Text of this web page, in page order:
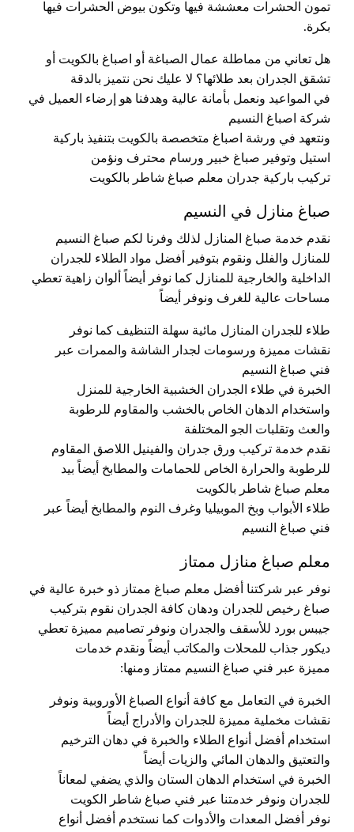
تمون الحشرات معششة فيها وتكون بيوض الحشرات فيها
بكرة.
هل تعاني من مماطلة عمال الصباغة أو اصباغ بالكويت أو
تشقق الجدران بعد طلائها؟ لا عليك نحن نتميز بالدقة
في المواعيد ونعمل بأمانة عالية وهدفنا هو إرضاء العميل في
شركة اصباغ النسيم
ونتعهد في ورشة اصباغ متخصصة بالكويت بتنفيذ باركية
استيل وتوفير صباغ خبير ورسام محترف ونؤمن
تركيب باركية جدران معلم صباغ شاطر بالكويت
صباغ منازل في النسيم
نقدم خدمة صباغ المنازل لذلك وفرنا لكم صباغ النسيم
للمنازل والفلل ونقوم بتوفير أفضل مواد الطلاء للجدران
الداخلية والخارجية للمنازل كما نوفر أيضاً ألوان زاهية تعطي
مساحات عالية للغرف ونوفر أيضاً
طلاء للجدران المنازل مائية سهلة التنظيف كما نوفر
نقشات مميزة ورسومات لجدار الشاشة والممرات عبر
فني صباغ النسيم
الخبرة في طلاء الجدران الخشبية الخارجية للمنزل
واستخدام الدهان الخاص بالخشب والمقاوم للرطوبة
والعث وتقلبات الجو المختلفة
نقدم خدمة تركيب ورق جدران والفينيل اللاصق المقاوم
للرطوبة والحرارة الخاص للحمامات والمطابخ أيضاً بيد
معلم صباغ شاطر بالكويت
طلاء الأبواب وبخ الموبيليا وغرف النوم والمطابخ أيضاً عبر
فني صباغ النسيم
معلم صباغ منازل ممتاز
نوفر عبر شركتنا أفضل معلم صباغ ممتاز ذو خبرة عالية في
صباغ رخيص للجدران ودهان كافة الجدران نقوم بتركيب
جيبس بورد للأسقف والجدران ونوفر تصاميم مميزة تعطي
ديكور جذاب للمحلات والمكاتب أيضاً ونقدم خدمات
مميزة عبر فني صباغ النسيم ممتاز ومنها:
الخبرة في التعامل مع كافة أنواع الصباغ الأوروبية ونوفر
نقشات مخملية مميزة للجدران والأدراج أيضاً
استخدام أفضل أنواع الطلاء والخبرة في دهان الترخيم
والتعتيق والدهان المائي والزيات أيضاً
الخبرة في استخدام الدهان الستان والذي يضفي لمعاناً
للجدران ونوفر خدمتنا عبر فني صباغ شاطر الكويت
نوفر أفضل المعدات والأدوات كما نستخدم أفضل أنواع